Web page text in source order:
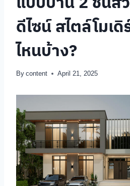
ดีไซน์ สไตล์โมเ
ไหนบ้าง?
By content April 21, 2025